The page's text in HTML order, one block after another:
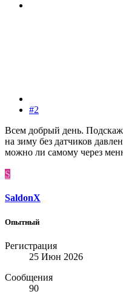
#2
Всем добрый день.
на зиму без датчиков
можно ли самому через
S
SaldonX
Опытный
Регистрация
25 Июн 2026
Сообщения
90